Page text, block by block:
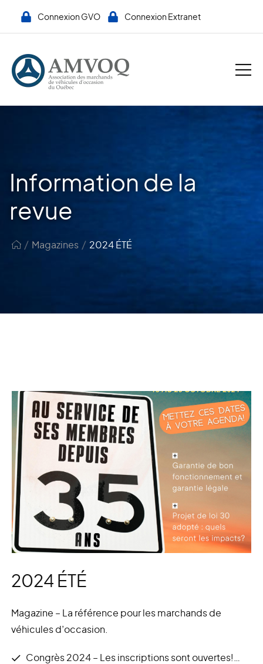
Connexion GVO Connexion Extranet
Information de la
revue
/ Magazines / 2024 ÉTÉ
2024 ÉTÉ
Magazine – La référence pour les marchands de
véhicules d’occasion.
Congrès 2024 – Les inscriptions sont ouvertes!…